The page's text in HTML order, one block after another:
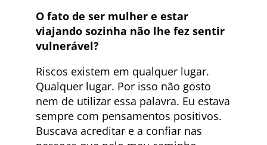
O fato de ser mulher e estar
viajando sozinha não lhe fez sentir
vulnerável?
Riscos existem em qualquer lugar.
Qualquer lugar. Por isso não gosto
nem de utilizar essa palavra. Eu estava
sempre com pensamentos positivos.
Buscava acreditar e a confiar nas